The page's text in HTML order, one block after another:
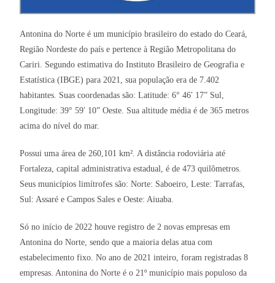
Antonina do Norte é um município brasileiro do estado do Ceará,
Região Nordeste do país e pertence à Região Metropolitana do
Cariri. Segundo estimativa do Instituto Brasileiro de Geografia e
Estatística (IBGE) para 2021, sua população era de 7.402
habitantes. Suas coordenadas são: Latitude: 6° 46′ 17” Sul,
Longitude: 39° 59′ 10” Oeste. Sua altitude média é de 365 metros
acima do nível do mar.
Possui uma área de 260,101 km². A distância rodoviária até
Fortaleza, capital administrativa estadual, é de 473 quilômetros.
Seus municípios limítrofes são: Norte: Saboeiro, Leste: Tarrafas,
Sul: Assaré e Campos Sales e Oeste: Aiuaba.
Só no início de 2022 houve registro de 2 novas empresas em
Antonina do Norte, sendo que a maioria delas atua com
estabelecimento fixo. No ano de 2021 inteiro, foram registradas 8
empresas. Antonina do Norte é o 21º município mais populoso da